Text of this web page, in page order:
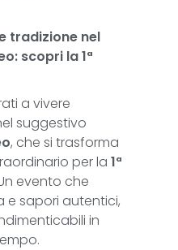
tradizione nel
scopri la 1ª
a vivere
suggestivo
, che si trasforma
per la 1ª
evento che
e sapori autentici,
in